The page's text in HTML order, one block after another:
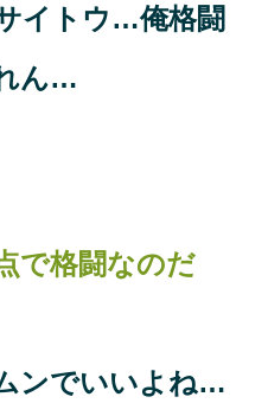
イトウ…俺格闘
ん…
で格闘なのだ
ンでいいよね…